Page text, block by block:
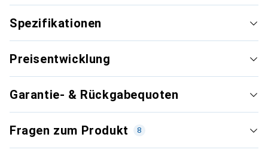
Spezifikationen
Preisentwicklung
Garantie- & Rückgabequoten
Fragen zum Produkt 8